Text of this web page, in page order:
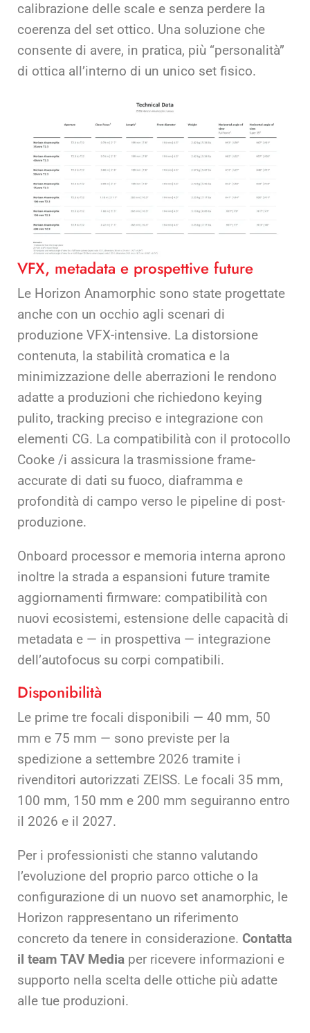
calibrazione delle scale e senza perdere la
coerenza del set ottico. Una soluzione che
consente di avere, in pratica, più “personalità”
di ottica all’interno di un unico set fisico.
VFX, metadata e prospettive future
Le Horizon Anamorphic sono state progettate
anche con un occhio agli scenari di
produzione VFX-intensive. La distorsione
contenuta, la stabilità cromatica e la
minimizzazione delle aberrazioni le rendono
adatte a produzioni che richiedono keying
pulito, tracking preciso e integrazione con
elementi CG. La compatibilità con il protocollo
Cooke /i assicura la trasmissione frame-
accurate di dati su fuoco, diaframma e
profondità di campo verso le pipeline di post-
produzione.
Onboard processor e memoria interna aprono
inoltre la strada a espansioni future tramite
aggiornamenti firmware: compatibilità con
nuovi ecosistemi, estensione delle capacità di
metadata e — in prospettiva — integrazione
dell’autofocus su corpi compatibili.
Disponibilità
Le prime tre focali disponibili — 40 mm, 50
mm e 75 mm — sono previste per la
spedizione a settembre 2026 tramite i
rivenditori autorizzati ZEISS. Le focali 35 mm,
100 mm, 150 mm e 200 mm seguiranno entro
il 2026 e il 2027.
Per i professionisti che stanno valutando
l’evoluzione del proprio parco ottiche o la
configurazione di un nuovo set anamorphic, le
Horizon rappresentano un riferimento
concreto da tenere in considerazione. Contatta
il team TAV Media per ricevere informazioni e
supporto nella scelta delle ottiche più adatte
alle tue produzioni.